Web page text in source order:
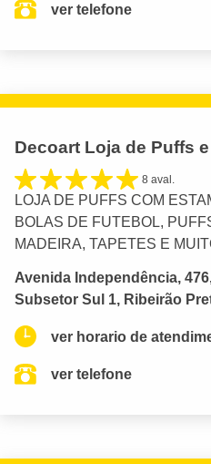
ver telefone
Decoart Loja de Puffs
8 aval.
LOJA DE PUFFS COM
BOLAS DE FUTEBOL,
MADEIRA, TAPETES E
Avenida Independência,
Subsetor Sul 1, Ribeirão
ver horario de
ver telefone